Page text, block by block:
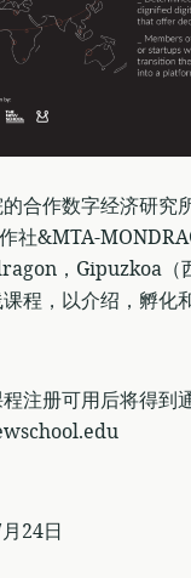
合作数字经济研究
社&MTA-
，Gipuzkoa（
程，以介绍，孵化
注册可用后将得到
24日